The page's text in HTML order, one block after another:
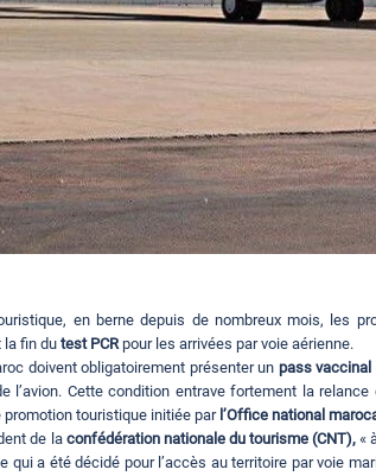
en berne depuis de nombreux mois, les
la fin du test PCRpour les arrivées par voie aérienne.
doivent obligatoirement présenter un pass vaccinal
l’avion. Cette condition entrave fortement la
touristique initiée par l’Office national
de la confédération nationale du tourisme (CNT), «
qui a été décidé pour l’accès au territoire par voie